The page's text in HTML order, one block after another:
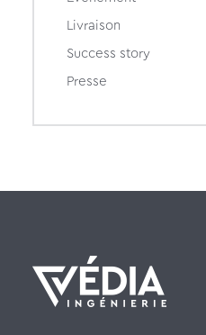
Livraison
Success story
Presse